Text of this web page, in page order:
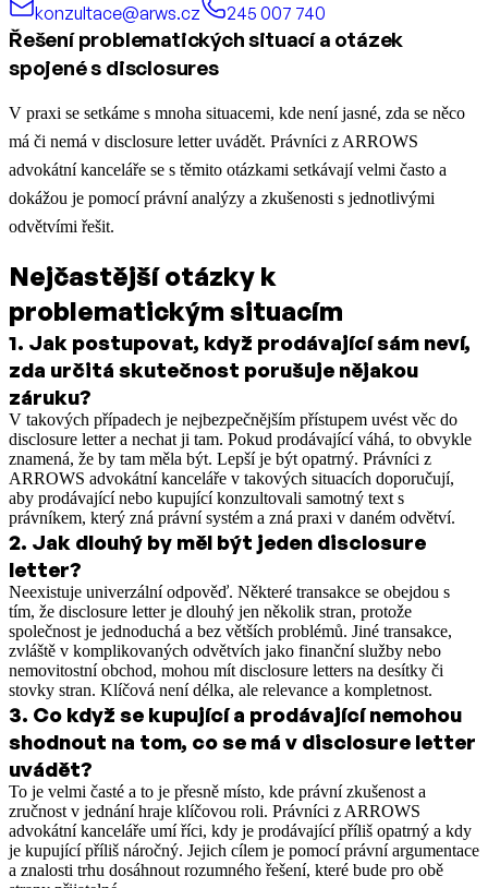
konzultace@arws.cz
245 007 740
Řešení problematických situací a otázek
spojené s disclosures
V praxi se setkáme s mnoha situacemi, kde není jasné, zda se něco
má či nemá v disclosure letter uvádět. Právníci z ARROWS
advokátní kanceláře se s těmito otázkami setkávají velmi často a
dokážou je pomocí právní analýzy a zkušenosti s jednotlivými
odvětvími řešit.
Nejčastější otázky k
problematickým situacím
1. Jak postupovat, když prodávající sám neví,
zda určitá skutečnost porušuje nějakou
záruku?
V takových případech je nejbezpečnějším přístupem uvést věc do
disclosure letter a nechat ji tam. Pokud prodávající váhá, to obvykle
znamená, že by tam měla být. Lepší je být opatrný. Právníci z
ARROWS advokátní kanceláře v takových situacích doporučují,
aby prodávající nebo kupující konzultovali samotný text s
právníkem, který zná právní systém a zná praxi v daném odvětví.
2. Jak dlouhý by měl být jeden disclosure
letter?
Neexistuje univerzální odpověď. Některé transakce se obejdou s
tím, že disclosure letter je dlouhý jen několik stran, protože
společnost je jednoduchá a bez větších problémů. Jiné transakce,
zvláště v komplikovaných odvětvích jako finanční služby nebo
nemovitostní obchod, mohou mít disclosure letters na desítky či
stovky stran. Klíčová není délka, ale relevance a kompletnost.
3. Co když se kupující a prodávající nemohou
shodnout na tom, co se má v disclosure letter
uvádět?
To je velmi časté a to je přesně místo, kde právní zkušenost a
zručnost v jednání hraje klíčovou roli. Právníci z ARROWS
advokátní kanceláře umí říci, kdy je prodávající příliš opatrný a kdy
je kupující příliš náročný. Jejich cílem je pomocí právní argumentace
a znalosti trhu dosáhnout rozumného řešení, které bude pro obě